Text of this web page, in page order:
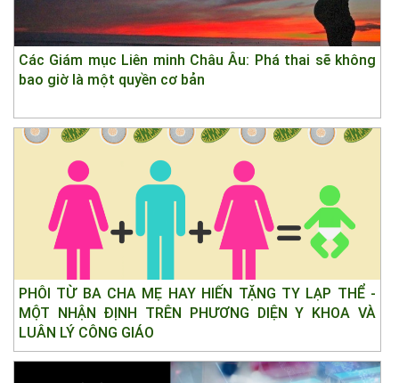
Các Giám mục Liên minh Châu Âu: Phá thai sẽ không
bao giờ là một quyền cơ bản
PHÔI TỪ BA CHA MẸ HAY HIẾN TẶNG TY LẠP THỂ -
MỘT NHẬN ĐỊNH TRÊN PHƯƠNG DIỆN Y KHOA VÀ
LUÂN LÝ CÔNG GIÁO